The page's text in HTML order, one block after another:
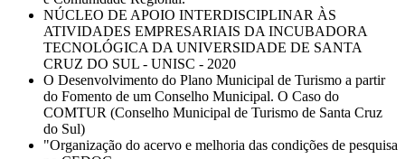
NÚCLEO DE APOIO INTERDISCIPLINAR ÀS
ATIVIDADES EMPRESARIAIS DA INCUBADORA
TECNOLÓGICA DA UNIVERSIDADE DE SANTA
CRUZ DO SUL - UNISC - 2020
O Desenvolvimento do Plano Municipal de Turismo a partir
do Fomento de um Conselho Municipal. O Caso do
COMTUR (Conselho Municipal de Turismo de Santa Cruz
do Sul)
"Organização do acervo e melhoria das condições de pesquisa